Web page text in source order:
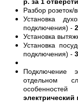
Разбор розеток/
Установка
подключения) -
Установка
Установка
подключения) -
Подключение
отдельном